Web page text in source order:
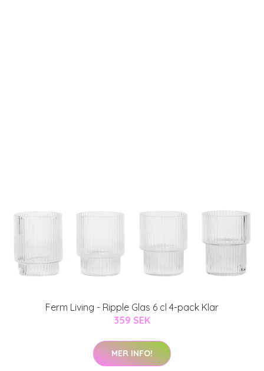
Ferm Living - Ripple Glas 6 cl 4-pack Klar
359 SEK
MER INFO!